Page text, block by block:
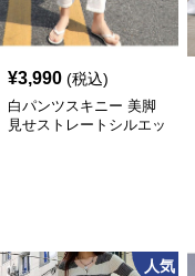
¥3,990 (税込)
白パンツスキニー 美脚
見せストレートシルエッ
人気